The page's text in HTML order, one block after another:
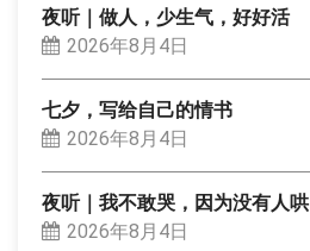
夜听｜做人，少生气，好好活
2026年8月4日
七夕，写给自己的情书
2026年8月4日
夜听｜我不敢哭，因为没有人哄
2026年8月4日